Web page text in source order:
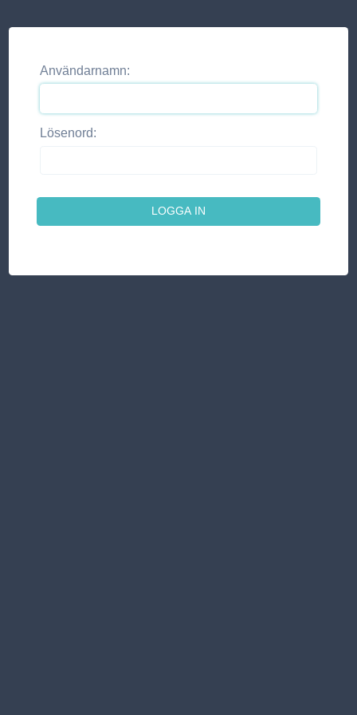
Användarnamn:
Lösenord: